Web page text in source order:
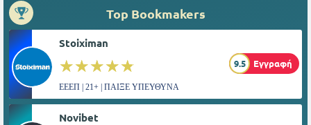
Top Bookmakers
Stoiximan
☆☆☆☆☆
★★★★★ 9.5 Εγγραφή
ΕΕΕΠ | 21+ | ΠΑΙΞΕ ΥΠΕΥΘΥΝΑ
Novibet